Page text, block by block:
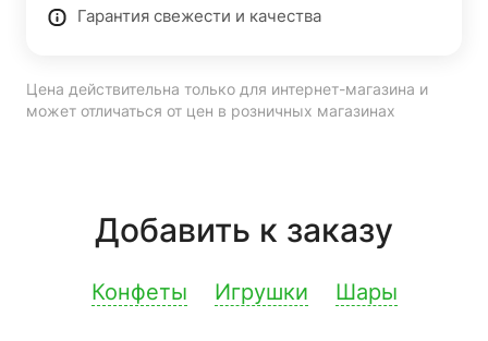
Гарантия свежести и качества
Цена действительна только для интернет-магазина и
может отличаться от цен в розничных магазинах
Добавить к заказу
Конфеты Игрушки Шары